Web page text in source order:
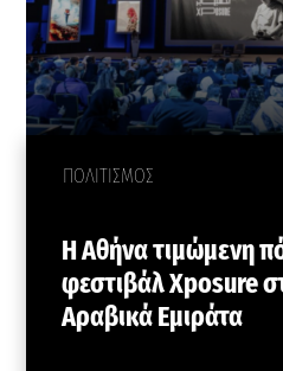
ΠΟΛΙΤΙΣΜΟΣ
Η Αθήνα τιμώμενη
φεστιβάλ Xposure
Αραβικά Εμιράτα